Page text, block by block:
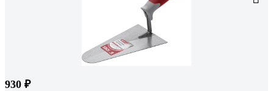
930 ₽